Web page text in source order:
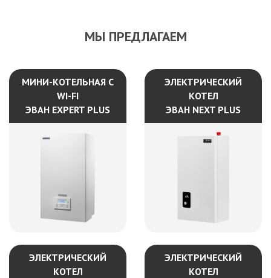
МЫ ПРЕДЛАГАЕМ
МИНИ-КОТЕЛЬНАЯ С
WI-FI
ЭВАН EXPERT PLUS
ЭЛЕКТРИЧЕСКИЙ
КОТЕЛ
ЭВАН NEXT PLUS
ЭЛЕКТРИЧЕСКИЙ
КОТЕЛ
ЭЛЕКТРИЧЕСКИЙ
КОТЕЛ